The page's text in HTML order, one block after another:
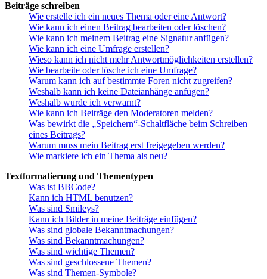
Beiträge schreiben
Wie erstelle ich ein neues Thema oder eine Antwort?
Wie kann ich einen Beitrag bearbeiten oder löschen?
Wie kann ich meinem Beitrag eine Signatur anfügen?
Wie kann ich eine Umfrage erstellen?
Wieso kann ich nicht mehr Antwortmöglichkeiten erstellen?
Wie bearbeite oder lösche ich eine Umfrage?
Warum kann ich auf bestimmte Foren nicht zugreifen?
Weshalb kann ich keine Dateianhänge anfügen?
Weshalb wurde ich verwarnt?
Wie kann ich Beiträge den Moderatoren melden?
Was bewirkt die „Speichern“-Schaltfläche beim Schreiben
eines Beitrags?
Warum muss mein Beitrag erst freigegeben werden?
Wie markiere ich ein Thema als neu?
Textformatierung und Thementypen
Was ist BBCode?
Kann ich HTML benutzen?
Was sind Smileys?
Kann ich Bilder in meine Beiträge einfügen?
Was sind globale Bekanntmachungen?
Was sind Bekanntmachungen?
Was sind wichtige Themen?
Was sind geschlossene Themen?
Was sind Themen-Symbole?